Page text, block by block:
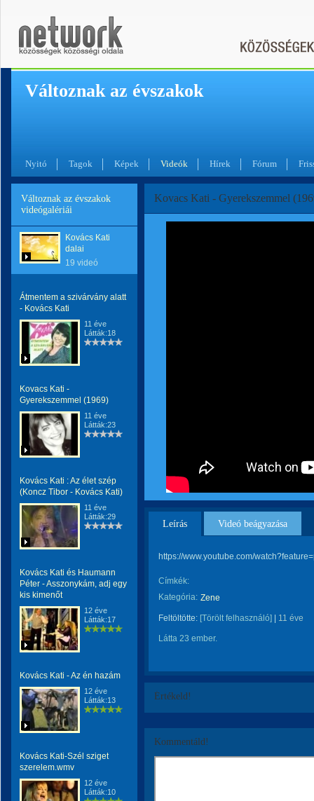
Változnak az évszakok
Nyitó Tagok Képek Videók Hírek Fórum
Változnak az évszakok
videógalériái
Kovács Kati
dalai
19 videó
Átmentem a szivárvány alatt
- Kovács Kati
11 éve
Látták:18
Kovacs Kati -
Gyerekszemmel (1969)
11 éve
Látták:23
Kovács Kati : Az élet szép
(Koncz Tibor - Kovács Kati)
11 éve
Látták:29
Kovács Kati és Haumann
Péter - Asszonykám, adj egy
kis kimenőt
12 éve
Látták:17
Kovács Kati - Az én hazám
12 éve
Látták:13
Kovács Kati-Szél sziget
szerelem.wmv
12 éve
Látták:10
Kovacs Kati - Gyerekszemmel
Leírás Videó beágyazása
https://www.youtube.com/
Címkék:
Kategória: Zene
Feltöltötte: [Törölt felhasználó] 11 éve
Látta 23 ember.
Értékeld!
Kommentáld!